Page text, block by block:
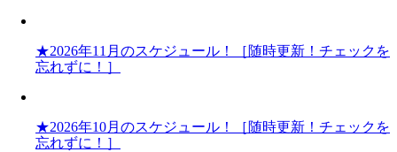
★2026年11月のスケジュール！［随時更新！チェックを
忘れずに！］
★2026年10月のスケジュール！［随時更新！チェックを
忘れずに！］